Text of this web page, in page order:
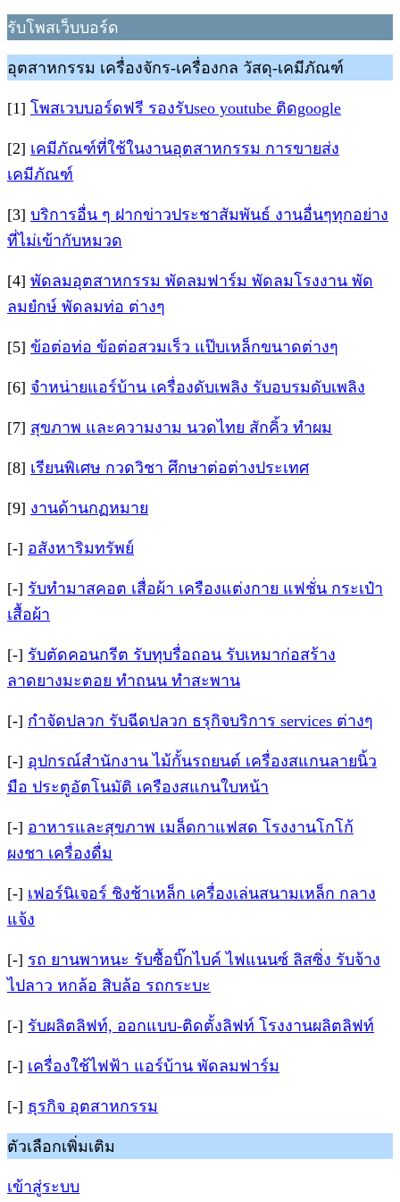
รับโพสเว็บบอร์ด
อุตสาหกรรม เครื่องจักร-เครื่องกล วัสดุ-เคมีภัณฑ์
[1] โพสเวบบอร์ดฟรี รองรับseo youtube ติดgoogle
[2] เคมีภัณฑ์ที่ใช้ในงานอุตสาหกรรม การขายส่ง
เคมีภัณฑ์
[3] บริการอื่น ๆ ฝากข่าวประชาสัมพันธ์ งานอื่นๆทุกอย่าง
ที่ไม่เข้ากับหมวด
[4] พัดลมอุตสาหกรรม พัดลมฟาร์ม พัดลมโรงงาน พัด
ลมยํกษ์ พัดลมท่อ ต่างๆ
[5] ข้อต่อท่อ ข้อต่อสวมเร็ว แป๊บเหล็กขนาดต่างๆ
[6] จำหน่ายแอร์บ้าน เครื่องดับเพลิง รับอบรมดับเพลิง
[7] สุขภาพ และความงาม นวดไทย สักคิ้ว ทำผม
[8] เรียนพิเศษ กวดวิชา ศึกษาต่อต่างประเทศ
[9] งานด้านกฏหมาย
[-] อสังหาริมทรัพย์
[-] รับทำมาสคอต เสื่อผ้า เครืองแต่งกาย แฟชั่น กระเป๋า
เสื้อผ้า
[-] รับตัดคอนกรีต รับทุบรื่อถอน รับเหมาก่อสร้าง
ลาดยางมะตอย ทำถนน ทำสะพาน
[-] กำจัดปลวก รับฉีดปลวก ธรุกิจบริการ services ต่างๆ
[-] อุปกรณ์สำนักงาน ไม้กั้นรถยนต์ เครื่องสแกนลายนิ้ว
มือ ประตูอัตโนมัติ เครืองสแกนใบหน้า
[-] อาหารและสุขภาพ เมล็ดกาแฟสด โรงงานโกโก้
ผงชา เครื่องดื่ม
[-] เฟอร์นิเจอร์ ชิงช้าเหล็ก เครื่องเล่นสนามเหล็ก กลาง
แจ้ง
[-] รถ ยานพาหนะ รับซื้อบิ๊กไบค์ ไฟแนนซ์ ลิสซิ่ง รับจ้าง
ไปลาว หกล้อ สิบล้อ รถกระบะ
[-] รับผลิตลิฟท์, ออกแบบ-ติดตั้งลิฟท์ โรงงานผลิตลิฟท์
[-] เครื่องใช้ไฟฟ้า แอร์บ้าน พัดลมฟาร์ม
[-] ธุรกิจ อุตสาหกรรม
ตัวเลือกเพิ่มเติม
เข้าสู่ระบบ